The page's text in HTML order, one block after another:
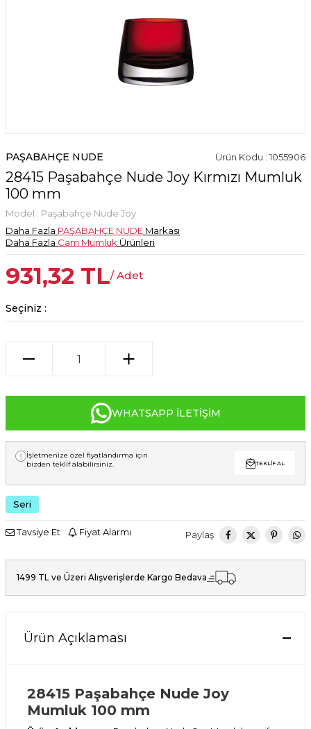
PAŞABAHÇE NUDE Ürün Kodu : 1055906
28415 Paşabahçe Nude Joy Kırmızı Mumluk
100 mm
Model : Paşabahçe Nude Joy
Daha Fazla PAŞABAHÇE NUDE Markası
Daha Fazla Cam Mumluk Ürünleri
931,32 TL/ Adet
Seçiniz :
WHATSAPP İLETIŞIM
İşletmenize özel fiyatlandırma için
bizden teklif alabilirsiniz.
TEKLIF AL
Seri
Tavsiye Et Fiyat Alarmı Paylaş
1499 TL ve Üzeri Alışverişlerde Kargo Bedava
Ürün Açıklaması
28415 Paşabahçe Nude Joy
Mumluk 100 mm